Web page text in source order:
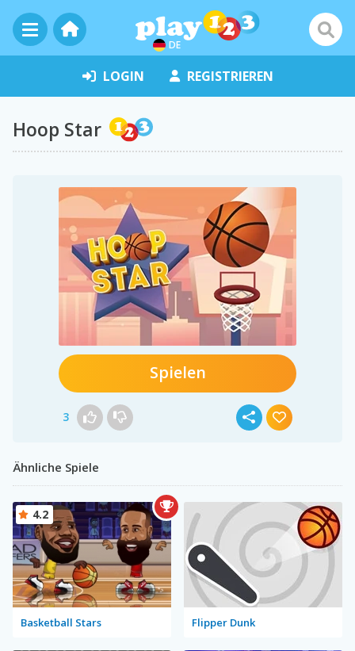
DE
LOGIN REGISTRIEREN
Hoop Star
Spielen
3
Ähnliche Spiele
Basketball Stars
4.2
Flipper Dunk